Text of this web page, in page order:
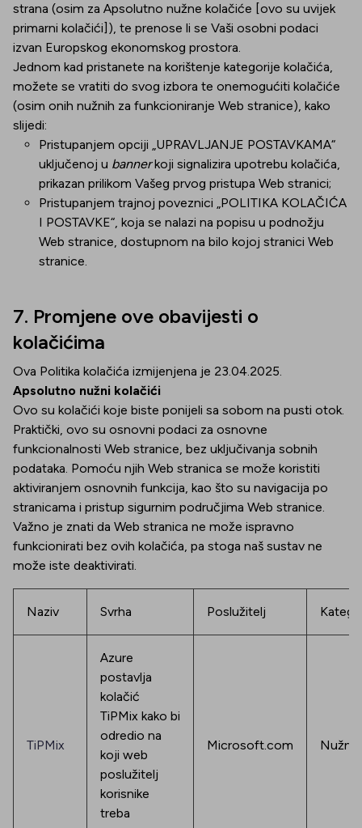
strana (osim za Apsolutno nužne kolačiće [ovo su uvijek
primarni kolačići]), te prenose li se Vaši osobni podaci
izvan Europskog ekonomskog prostora.
Jednom kad pristanete na korištenje kategorije kolačića,
možete se vratiti do svog izbora te onemogućiti kolačiće
(osim onih nužnih za funkcioniranje Web stranice), kako
slijedi:
Pristupanjem opciji „UPRAVLJANJE POSTAVKAMA“
uključenoj u bannerkoji signalizira upotrebu kolačića,
prikazan prilikom Vašeg prvog pristupa Web stranici;
Pristupanjem trajnoj poveznici „POLITIKA KOLAČIĆA
I POSTAVKE“, koja se nalazi na popisu u podnožju
Web stranice, dostupnom na bilo kojoj stranici Web
stranice.
7. Promjene ove obavijesti o
kolačićima
Ova Politika kolačića izmijenjena je 23.04.2025.
Apsolutno nužni kolačići
Ovo su kolačići koje biste ponijeli sa sobom na pusti otok.
Praktički, ovo su osnovni podaci za osnovne
funkcionalnosti Web stranice, bez uključivanja sobnih
podataka. Pomoću njih Web stranica se može koristiti
aktiviranjem osnovnih funkcija, kao što su navigacija po
stranicama i pristup sigurnim područjima Web stranice.
Važno je znati da Web stranica ne može ispravno
funkcionirati bez ovih kolačića, pa stoga naš sustav ne
može iste deaktivirati.
Naziv Svrha Poslužitelj
TiPMix
Azure
postavlja
kolačić
TiPMix kako bi
odredio na
koji web
poslužitelj
korisnike
treba
Microsoft.com Nužno